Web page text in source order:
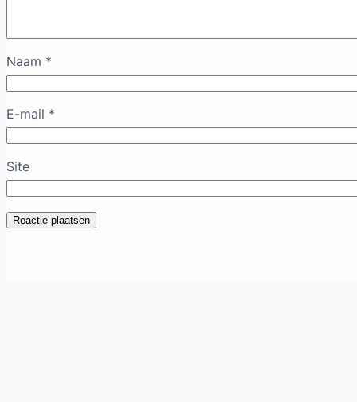
Naam *
E-mail *
Site